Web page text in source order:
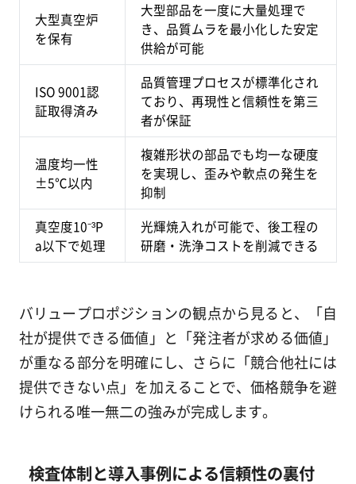
大型真空炉
を保有
大型部品を一度に大量処理で
き、品質ムラを最小化した安定
供給が可能
ISO 9001認
証取得済み
品質管理プロセスが標準化され
ており、再現性と信頼性を第三
者が保証
温度均一性
±5℃以内
複雑形状の部品でも均一な硬度
を実現し、歪みや軟点の発生を
抑制
真空度10⁻³P
a以下で処理
光輝焼入れが可能で、後工程の
研磨・洗浄コストを削減できる
バリュープロポジションの観点から見ると、「自
社が提供できる価値」と「発注者が求める価値」
が重なる部分を明確にし、さらに「競合他社には
提供できない点」を加えることで、価格競争を避
けられる唯一無二の強みが完成します。
検査体制と導入事例による信頼性の裏付